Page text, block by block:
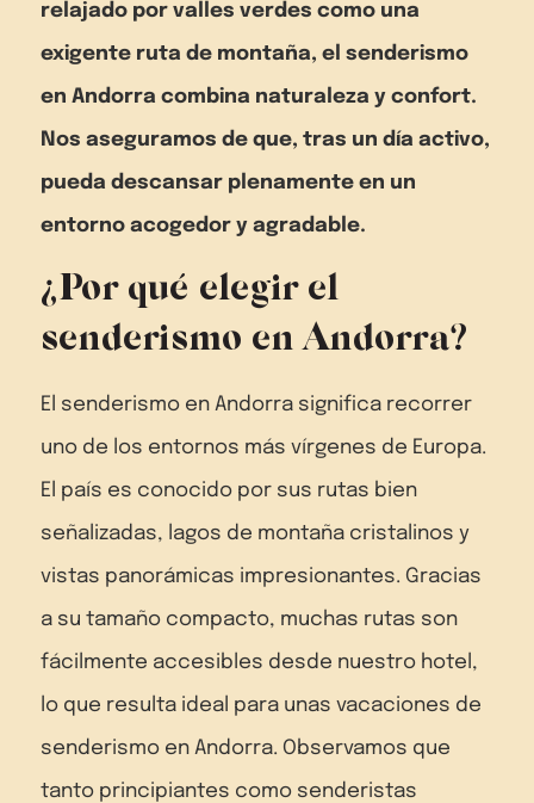
relajado por valles verdes como una
exigente ruta de montaña, el senderismo
en Andorra combina naturaleza y confort.
Nos aseguramos de que, tras un día activo,
pueda descansar plenamente en un
entorno acogedor y agradable.
¿Por qué elegir el
senderismo en Andorra?
El senderismo en Andorra significa recorrer
uno de los entornos más vírgenes de Europa.
El país es conocido por sus rutas bien
señalizadas, lagos de montaña cristalinos y
vistas panorámicas impresionantes. Gracias
a su tamaño compacto, muchas rutas son
fácilmente accesibles desde nuestro hotel,
lo que resulta ideal para unas vacaciones de
senderismo en Andorra. Observamos que
tanto principiantes como senderistas